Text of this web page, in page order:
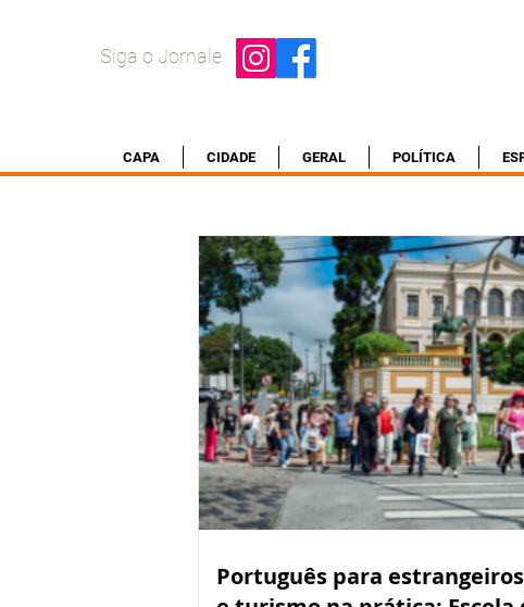
Siga o Jornale
CAPA CIDADE GERAL POLÍTICA
Português para